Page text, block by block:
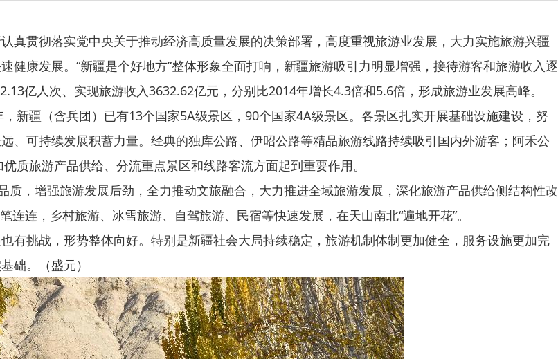
贯彻落实党中央关于推动经济高质量发展的决策部署，高度重视旅游业发展，大力实施旅游兴疆
康发展。“新疆是个好地方”整体形象全面打响，新疆旅游吸引力明显增强，接待游客和旅游收入逐
亿人次、实现旅游收入3632.62亿元，分别比2014年增长4.3倍和5.6倍，形成旅游业发展高峰。
疆（含兵团）已有13个国家5A级景区，90个国家4A级景区。各景区扎实开展基础设施建设，努
、可持续发展积蓄力量。经典的独库公路、伊昭公路等精品旅游线路持续吸引国内外游客；阿禾公
质旅游产品供给、分流重点景区和线路客流方面起到重要作用。
，增强旅游发展后劲，全力推动文旅融合，大力推进全域旅游发展，深化旅游产品供给侧结构性改
连，乡村旅游、冰雪旅游、自驾旅游、民宿等快速发展，在天山南北“遍地开花”。
挑战，形势整体向好。特别是新疆社会大局持续稳定，旅游机制体制更加健全，服务设施更加完
础。（盛元）